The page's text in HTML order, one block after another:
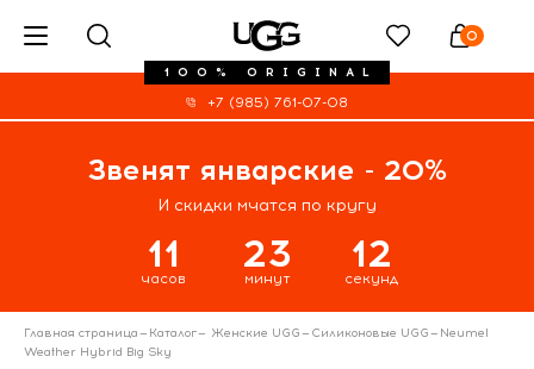
100% ORIGINAL
0
+7 (985) 761-07-08
Звенят январские - 20%
И скидки мчатся по кругу
11
часов
23
минут
12
секунд
Главная страница— Каталог— Женские UGG— Силиконовые UGG— Neumel
Weather Hybrid Big Sky